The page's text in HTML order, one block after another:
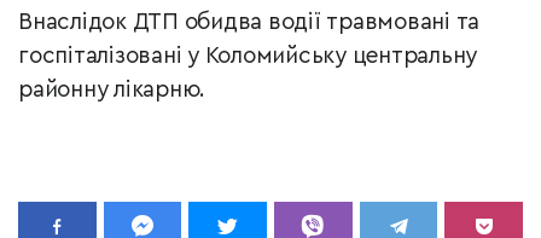
Внаслідок ДТП обидва водії травмовані та
госпіталізовані у Коломийську центральну
районну лікарню.